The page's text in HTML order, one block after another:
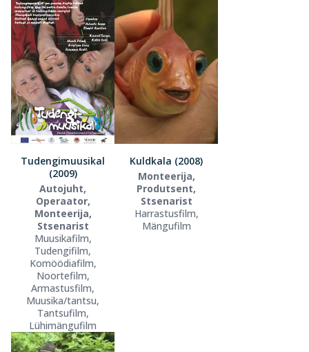
Tudengimuusikal
(2009)
Autojuht,
Operaator,
Monteerija,
Stsenarist
Muusikafilm,
Tudengifilm,
Komöödiafilm,
Noortefilm,
Armastusfilm,
Muusika/tantsu,
Tantsufilm,
Lühimängufilm
Kuldkala (2008)
Monteerija,
Produtsent,
Stsenarist
Harrastusfilm,
Mängufilm